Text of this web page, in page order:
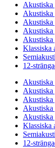
Akustiska
Akustiska
Akustiska
Akustiska
Akustiska
Klassiska
12-
Akustiska
Akustiska
Akustiska
Akustiska
Akustiska
Klassiska
12-